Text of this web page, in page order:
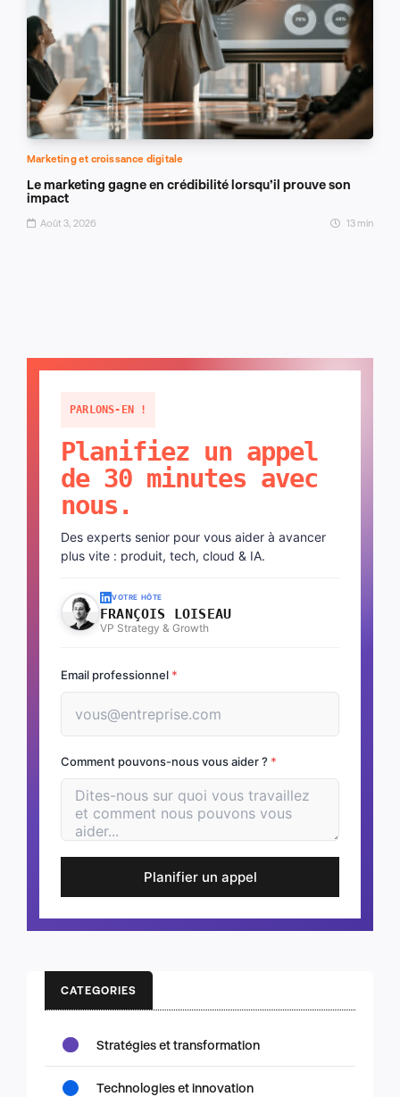
Marketing et croissance digitale
Le marketing gagne en crédibilité lorsqu’il prouve son
impact
Août 3, 2026 13 min
PARLONS-EN !
Planifiez un appel
de 30 minutes avec
nous.
Des experts senior pour vous aider à avancer
plus vite : produit, tech, cloud & IA.
VOTRE HÔTE
FRANÇOIS LOISEAU
VP Strategy & Growth
Email professionnel *
Comment pouvons-nous vous aider ? *
Planifier un appel
CATEGORIES
Stratégies et transformation
Technologies et innovation